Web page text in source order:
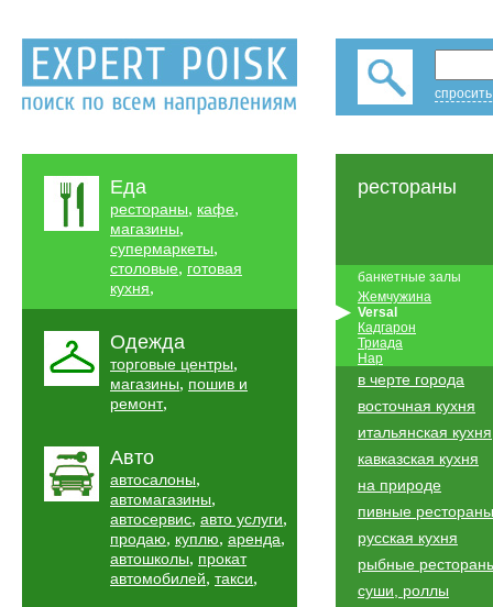
Еда
рестораны, кафе,
магазины,
супермаркеты,
столовые, готовая
кухня,
Одежда
торговые центры,
магазины, пошив и
ремонт,
Авто
автосалоны,
автомагазины,
автосервис, авто услуги,
продаю, куплю, аренда,
автошколы, прокат
автомобилей, такси,
рестораны
банкетные залы
Жемчужина
Versal
Кадгарон
Триада
Нар
в черте города
восточная кухня
итальянская кухня
кавказская кухня
на природе
пивные рестораны
русская кухня
рыбные
суши, роллы